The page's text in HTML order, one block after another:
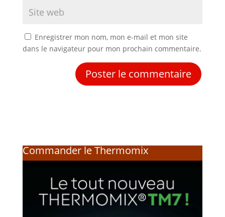
Enregistrer mon nom, mon e-mail et mon site
dans le navigateur pour mon prochain commentaire.
Commander le Thermomix